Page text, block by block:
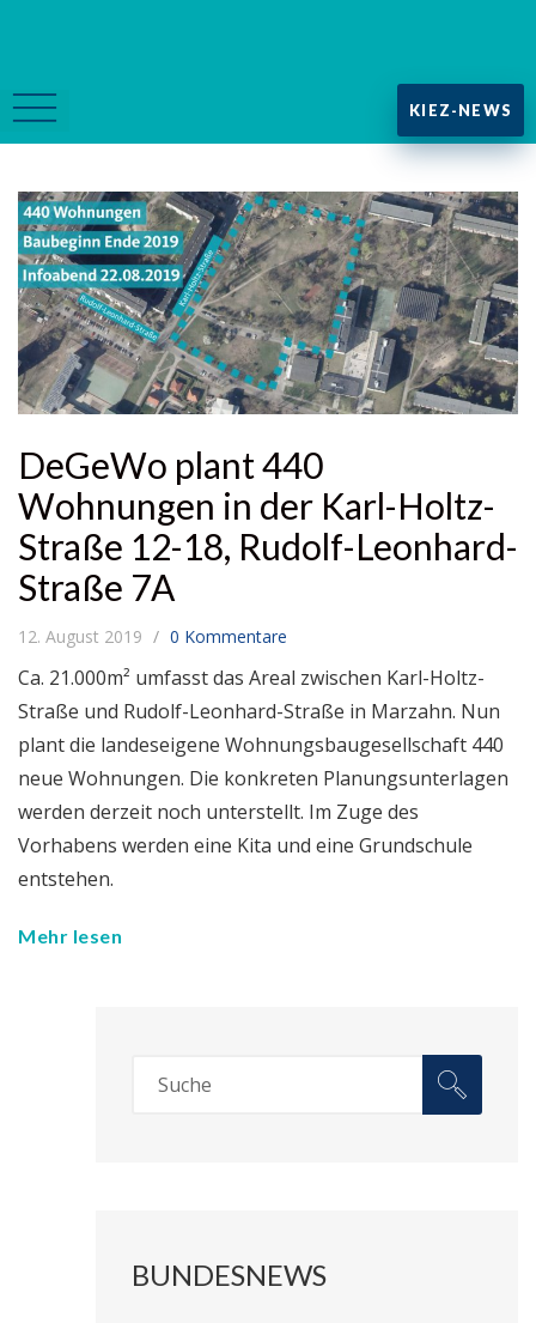
KIEZ-NEWS
DeGeWo plant 440
Wohnungen in der Karl-Holtz-
Straße 12-18, Rudolf-Leonhard-
Straße 7A
12. August 2019 0 Kommentare
Ca. 21.000m² umfasst das Areal zwischen Karl-Holtz-
Straße und Rudolf-Leonhard-Straße in Marzahn. Nun
plant die landeseigene Wohnungsbaugesellschaft 440
neue Wohnungen. Die konkreten Planungsunterlagen
werden derzeit noch unterstellt. Im Zuge des
Vorhabens werden eine Kita und eine Grundschule
entstehen.
Mehr lesen
BUNDESNEWS